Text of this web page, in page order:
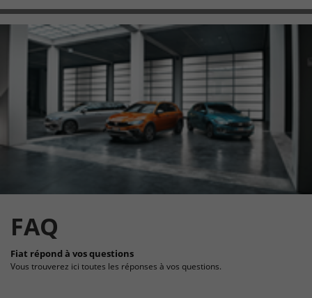
FAQ
Fiat répond à vos questions
Vous trouverez ici toutes les réponses à vos questions.